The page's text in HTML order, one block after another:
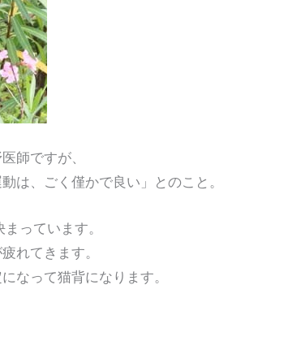
師ですが、
は、ごく僅かで良い」とのこと。
っています。
てきます。
って猫背になります。